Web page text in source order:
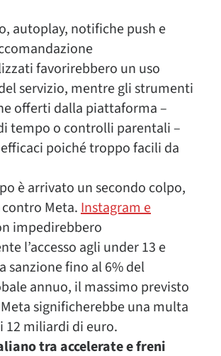
autoplay, notifiche push e
favorirebbero un uso
servizio, mentre gli strumenti
offerti dalla piattaforma –
tempo o controlli parentali –
poiché troppo facili da
è arrivato un secondo colpo,
Meta.Instagram e
impedirebbero
l’accesso agli under 13 e
sanzione fino al 6% del
annuo, il massimo previsto
Meta significherebbe una multa
12 miliardi di euro.
tra accelerate e freni